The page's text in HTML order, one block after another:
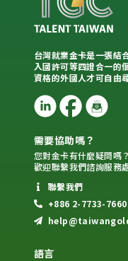
台灣就業金卡是一張結
入國許可等四證合一的
資格的外國人才可自由
需要協助嗎？
您對金卡有什麼疑問嗎
歡迎聯繫我們諮詢服務
聯繫我們
+886 2-7733-7660
語言